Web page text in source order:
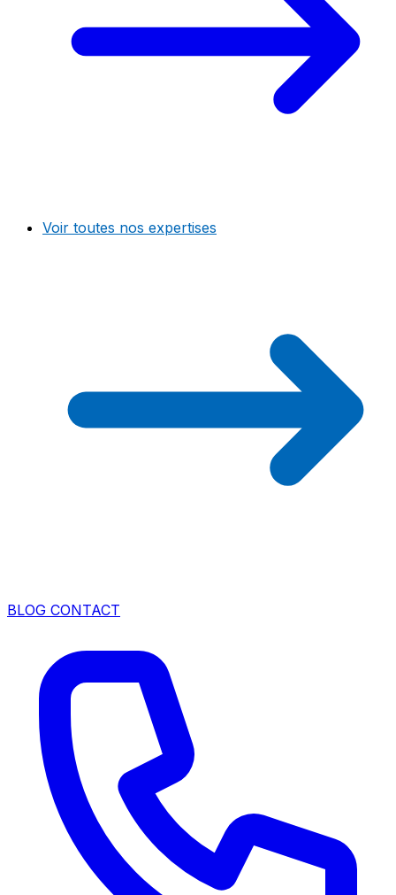
Voir toutes nos expertises
BLOG CONTACT